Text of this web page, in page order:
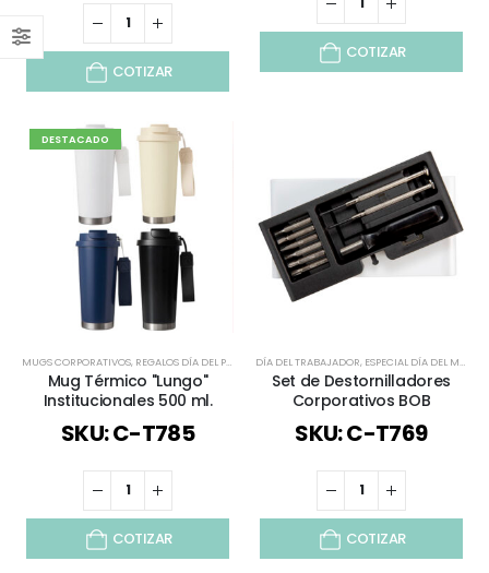
COTIZAR
COTIZAR
DESTACADO
MUGS CORPORATIVOS, REGALOS DÍA DEL PADRE TAZONES,TODOS
Mug Térmico "Lungo"
Institucionales 500 ml.
SKU: C-T785
COTIZAR
DÍA DEL TRABAJADOR, ESPECIAL DÍA DEL MINERO
Set de Destornilladores
Corporativos BOB
SKU: C-T769
COTIZAR